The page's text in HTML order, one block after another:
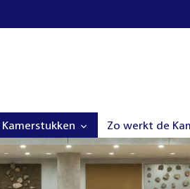
Kamerstukken Zo werkt de